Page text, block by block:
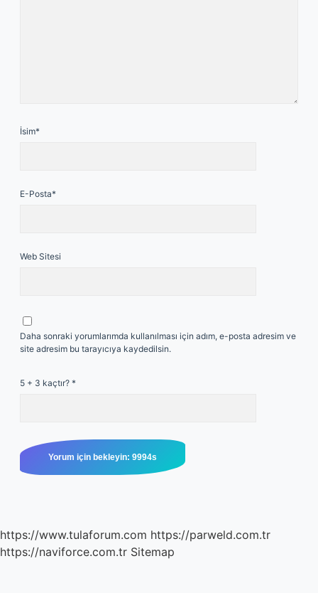
İsim*
E-Posta*
Web Sitesi
Daha sonraki yorumlarımda kullanılması için adım, e-posta adresim ve
site adresim bu tarayıcıya kaydedilsin.
5 + 3 kaçtır? *
https://www.tulaforum.com https://parweld.com.tr
https://naviforce.com.tr Sitemap